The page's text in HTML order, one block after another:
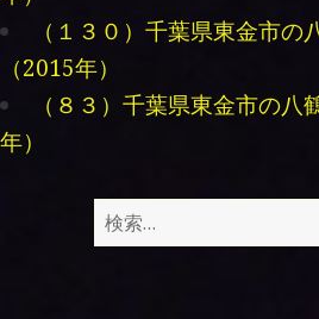
（１３０）千葉県東金市の
（2015年）
（８３）千葉県東金市の
年）
検
索: